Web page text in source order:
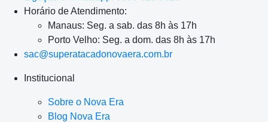
Horário de Atendimento:
Manaus: Seg. a sab. das 8h às 17h
Porto Velho: Seg. a dom. das 8h às 17h
sac@superatacadonovaera.com.br
Institucional
Sobre o Nova Era
Blog Nova Era